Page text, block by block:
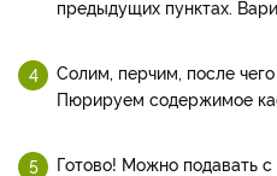
предыдущих пунктах.
Солим, перчим, после
Пюрируем содержимое
Готово! Можно подавать